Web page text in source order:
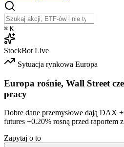
⌘ K
StockBot Live
Sytuacja rynkowa Europa
Europa rośnie, Wall Street
pracy
Dobre dane przemysłowe dają DAX
futures +0.20% rosną przed raportem
Zapytaj o to